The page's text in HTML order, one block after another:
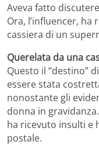
Aveva fatto
Ora, l’influencer,
cassiera di un
Querelata da una
Questo il “destino”
essere stata
nonostante gli
donna in
ha ricevuto insulti e
postale.